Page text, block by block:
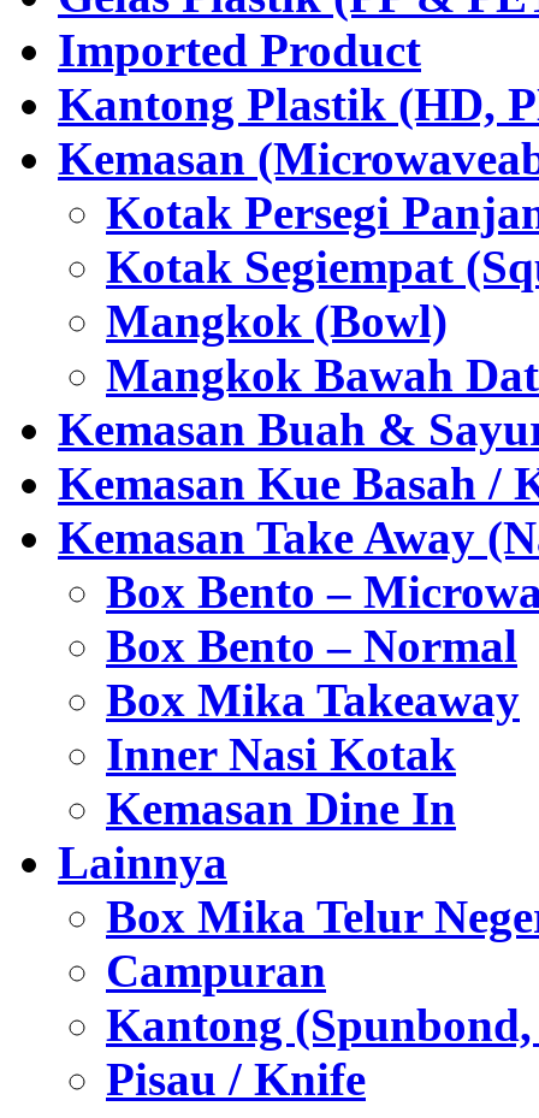
Imported Product
Kantong Plastik (HD,
Kemasan
Kotak Persegi
Kotak Segiempat
Mangkok (Bowl)
Mangkok Bawah
Kemasan Buah &
Kemasan Kue Basah /
Kemasan Take Away
Box Bento –
Box Bento – Normal
Box Mika Takeaway
Inner Nasi Kotak
Kemasan Dine In
Lainnya
Box Mika Telur
Campuran
Kantong
Pisau / Knife